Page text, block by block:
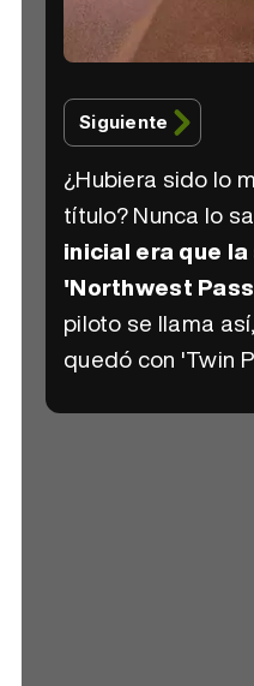
Siguiente
¿Hubiera sido lo
título? Nunca lo
inicial era que
'Northwest
piloto se llama
quedó con 'Twin